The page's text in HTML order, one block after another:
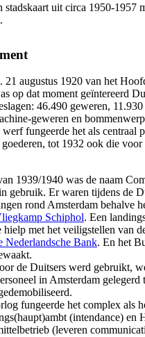
stadskaart uit circa 1950-1957
21 augustus 1920 van het
op dat moment geïntereerd
46.490 geweren,
geweren en
fungeerde het als centraal
tot 1932 ook die
1939/1940 was de naam
gebruik. Er waren tijdens de
rond Amsterdam behalve
Schiphol. Een
met het veiligstellen van
Nederlandsche Bank. En het
de Duitsers werd gebruikt,
in Amsterdam gelegerd
fungeerde het complex als
(intendance) en
(leveren